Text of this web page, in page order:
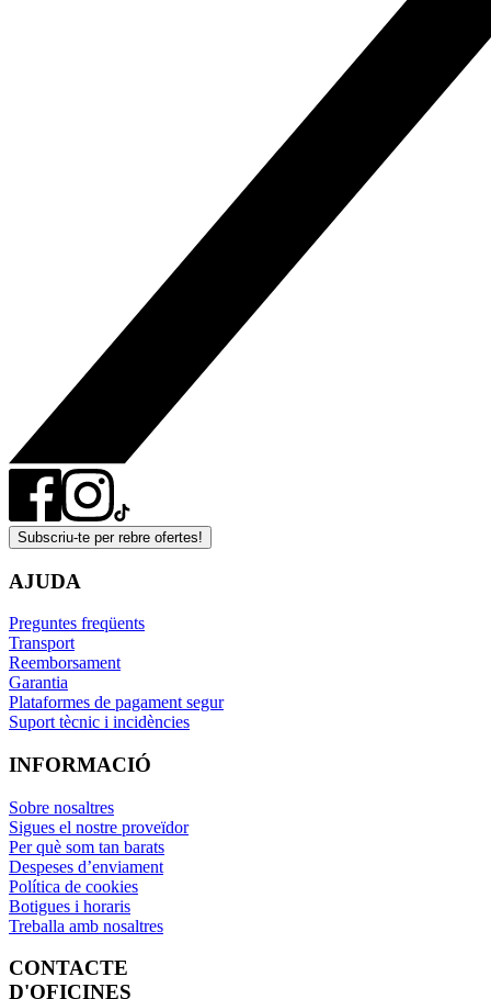
Subscriu-te per rebre ofertes!
AJUDA
Preguntes freqüents
Transport
Reemborsament
Garantia
Plataformes de pagament segur
Suport tècnic i incidències
INFORMACIÓ
Sobre nosaltres
Sigues el nostre proveïdor
Per què som tan barats
Despeses d’enviament
Política de cookies
Botigues i horaris
Treballa amb nosaltres
CONTACTE
D'OFICINES